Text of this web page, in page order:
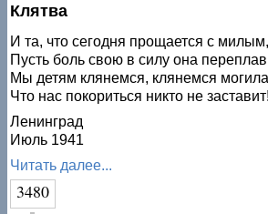
Клятва
И та, что сегодня прощается с
Пусть боль свою в силу она
Мы детям клянемся, клянемся
Что нас покориться никто не заставит!
Ленинград
Июль 1941
Читать далее...
3480